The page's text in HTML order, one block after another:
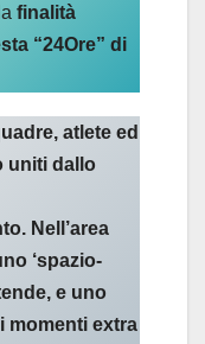
finalità
“24Ore” di
atlete ed
uniti dallo
Nell’area
‘spazio-
e uno
momenti extra